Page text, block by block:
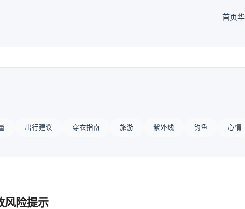
首页
出行建议 穿衣指南 旅游 紫外线 钓鱼 心情
风险提示